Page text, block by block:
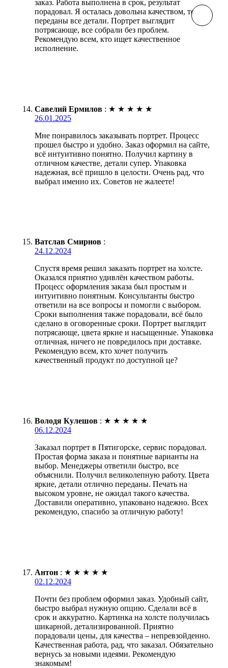
заказ. Работа выполнена в срок, результат
порадовал. Я осталась довольна качеством, точно
переданы все детали. Портрет выглядит
потрясающе, все собрали без проблем.
Рекомендую всем, кто ищет качественное
исполнение.
Савелий Ермилов : ★ ★ ★ ★ ★
26.01.2025
Мне понравилось заказывать портрет. Процесс
прошел быстро и удобно. Заказ оформил на сайте,
всё интуитивно понятно. Получил картину в
отличном качестве, детали супер. Упаковка
надежная, всё пришло в целости. Очень рад, что
выбрал именно их. Советов не жалеете!
Ватслав Смирнов :
24.12.2024
Спустя время решил заказать портрет на холсте.
Оказался приятно удивлён качеством работы.
Процесс оформления заказа был простым и
интуитивно понятным. Консультанты быстро
ответили на все вопросы и помогли с выбором.
Сроки выполнения также порадовали, всё было
сделано в оговоренные сроки. Портрет выглядит
потрясающе, цвета яркие и насыщенные. Упаковка
отличная, ничего не повредилось при доставке.
Рекомендую всем, кто хочет получить
качественный продукт по доступной це?
Володя Кулешов : ★ ★ ★ ★ ★
06.12.2024
Заказал портрет в Пятигорске, сервис порадовал.
Простая форма заказа и понятные варианты на
выбор. Менеджеры ответили быстро, все
объяснили. Получил великолепную работу. Цвета
яркие, детали отлично переданы. Печать на
высоком уровне, не ожидал такого качества.
Доставили оперативно, упаковано надежно. Всех
рекомендую, спасибо за отличную работу!
Антон : ★ ★ ★ ★ ★
02.12.2024
Почти без проблем оформил заказ. Удобный сайт,
быстро выбрал нужную опцию. Сделали всё в
срок и аккуратно. Картинка на холсте получилась
шикарной, детализированной. Приятно
порадовали цены, для качества – непревзойденно.
Качественная работа, рад, что заказал. Обязательно
вернусь за новыми идеями. Рекомендую
знакомым!